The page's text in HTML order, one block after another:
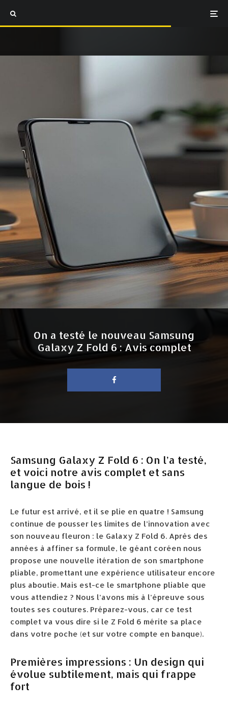
On a testé le nouveau Samsung
Galaxy Z Fold 6 : Avis complet
Samsung Galaxy Z Fold 6 : On l’a testé,
et voici notre avis complet et sans
langue de bois !
Le futur est arrivé, et il se plie en quatre ! Samsung
continue de pousser les limites de l’innovation avec
son nouveau fleuron : le Galaxy Z Fold 6. Après des
années à affiner sa formule, le géant coréen nous
propose une nouvelle itération de son smartphone
pliable, promettant une expérience utilisateur encore
plus aboutie. Mais est-ce le smartphone pliable que
vous attendiez ? Nous l’avons mis à l’épreuve sous
toutes ses coutures. Préparez-vous, car ce test
complet va vous dire si le Z Fold 6 mérite sa place
dans votre poche (et sur votre compte en banque).
Premières impressions : Un design qui
évolue subtilement, mais qui frappe
fort